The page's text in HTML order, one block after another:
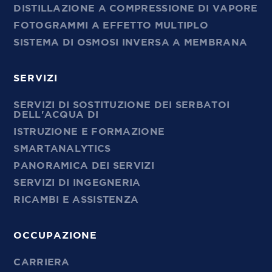
DISTILLAZIONE A COMPRESSIONE DI VAPORE
FOTOGRAMMI A EFFETTO MULTIPLO
SISTEMA DI OSMOSI INVERSA A MEMBRANA
SERVIZI
SERVIZI DI SOSTITUZIONE DEI SERBATOI
DELL'ACQUA DI
ISTRUZIONE E FORMAZIONE
SMARTANALYTICS
PANORAMICA DEI SERVIZI
SERVIZI DI INGEGNERIA
RICAMBI E ASSISTENZA
OCCUPAZIONE
CARRIERA